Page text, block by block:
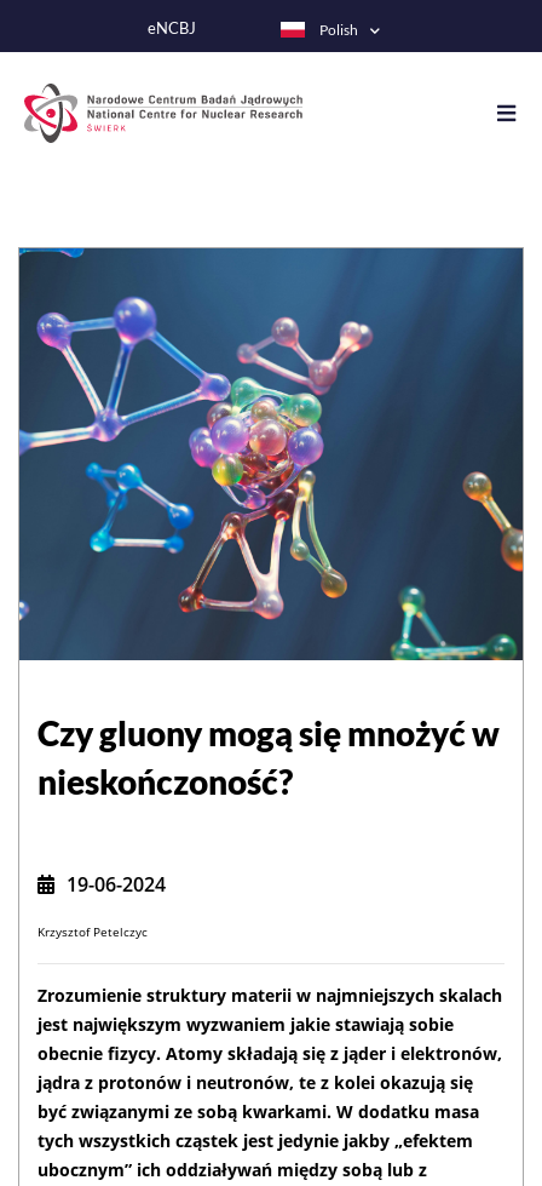
do
eNCBJ Polish
Czy gluony mogą się mnożyć w
nieskończoność?
19-06-2024
Krzysztof Petelczyc
Zrozumienie struktury materii w najmniejszych skalach
jest największym wyzwaniem jakie stawiają sobie
obecnie fizycy. Atomy składają się z jąder i elektronów,
jądra z protonów i neutronów, te z kolei okazują się
być związanymi ze sobą kwarkami. W dodatku masa
tych wszystkich cząstek jest jedynie jakby „efektem
ubocznym” ich oddziaływań między sobą lub z